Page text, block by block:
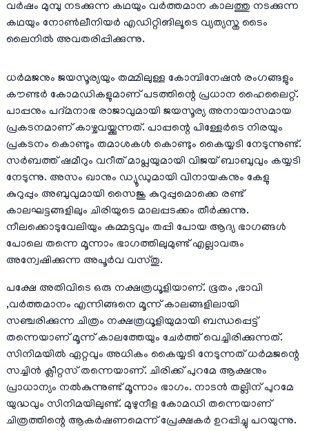
വർഷം മുമ്പു നടക്കുന്ന കഥയും വർത്തമാന കാലത്തു നടക്കുന്ന
കഥയും നോൺലീനിയർ എഡിറ്റിങിലൂടെ വ്യത്യസ്ത ടൈം
ലൈനിൽ അവതരിപ്പിക്കുന്നു.
ധർമജനും ജയസൂര്യയും തമ്മിലുള്ള കോമ്പിനേഷൻ രംഗങ്ങളും
കൗണ്ടർ കോമഡികളുമാണ് പടത്തിന്റെ പ്രധാന ഹൈലൈറ്റ്.
പാപ്പനും പദ്മനാഭ രാജാവുമായി ജയസൂര്യ അനായാസമായ
പ്രകടനമാണ് കാഴ്ചവയ്ക്കുന്നത്. പാപ്പന്റെ പിള്ളേർടെ നിരയും
പ്രകടനം കൊണ്ടും തമാശകൾ കൊണ്ടും കൈയ്യടി നേടുന്നുണ്ട്.
സർബത്ത് ഷമീറും വറീത് മാപ്ലയുമായി വിജയ് ബാബുവും കയ്യടി
നേടുന്നു. അസം ഖാനും ഡ്യൂഡുമായി വിനായകനും കേളു
കുറുപ്പും അബുവുമായി സൈജു കുറുപ്പുമൊക്കെ രണ്ട്
കാലഘട്ടങ്ങളിലും ചിരിയുടെ മാലപ്പടക്കം തീർക്കുന്നു.
നീലക്കൊടുവേലിയും കമ്മട്ടവും തപ്പി പോയ ആദ്യ ഭാഗങ്ങൾ
പോലെ തന്നെ മൂന്നാം ഭാഗത്തിലുമുണ്ട് എല്ലാവരും
അന്വേഷിക്കുന്ന അപൂർവ വസ്തു.
പക്ഷേ അതിവിടെ ഒരു നക്ഷത്രധൂളിയാണ്. ഭൂതം ,ഭാവി
,വർത്തമാനം എന്നിങ്ങനെ മൂന്ന് കാലങ്ങളിലായി
സഞ്ചരിക്കുന്ന ചിത്രം നക്ഷത്രധൂളിയുമായി ബന്ധപ്പെട്ട്
തന്നെയാണ് മൂന്ന് കാലത്തേയും ചേർത്ത് വെച്ചിരിക്കുന്നത്.
സിനിമയിൽ ഏറ്റവും അധികം കൈയ്യടി നേടുന്നത് ധർമജന്റെ
സച്ചിൻ ക്ലീറ്റസ് തന്നെയാണ്. ചിരിക്ക് പുറമേ ആക്ഷനും
പ്രാധാന്യം നൽകുന്നുണ്ട് മൂന്നാം ഭാഗം. നാടൻ തല്ലിന് പുറമേ
യുദ്ധവും സിനിമയിലുണ്ട്. മുഴുനീള കോമഡി തന്നെയാണ്
ചിത്രത്തിന്റെ ആകർഷണമെന്ന് പ്രേക്ഷകർ ഉറപ്പിച്ചു പറയുന്നു.